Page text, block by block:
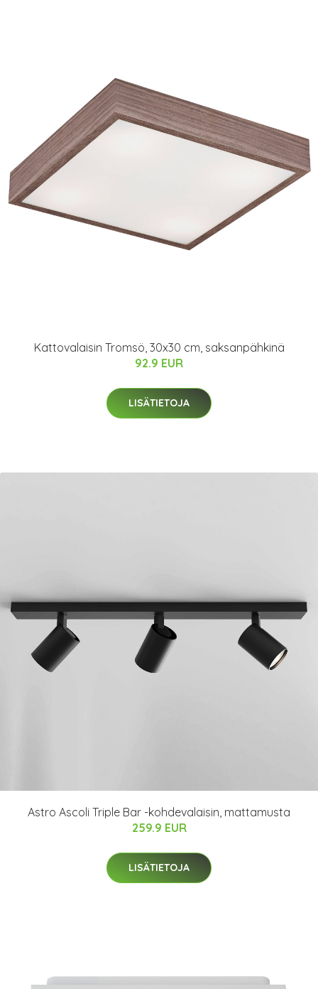
Kattovalaisin Tromsö, 30x30 cm, saksanpähkinä
92.9 EUR
LISÄTIETOJA
Astro Ascoli Triple Bar -kohdevalaisin, mattamusta
259.9 EUR
LISÄTIETOJA